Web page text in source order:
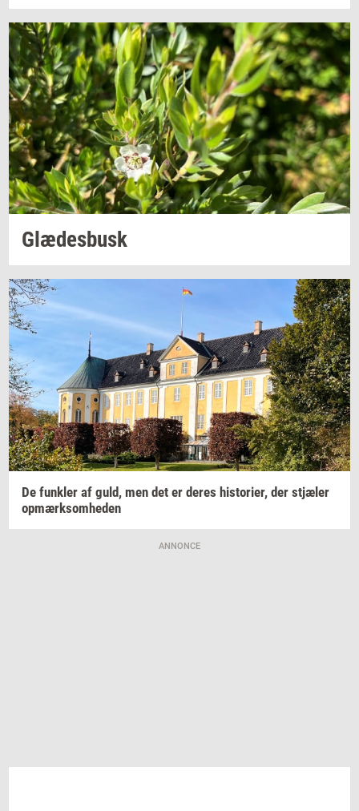
Glæ­des­busk
De funk­ler af guld, men det er deres hi­sto­ri­er, der stjæ­ler
op­mærk­som­he­den
ANNONCE